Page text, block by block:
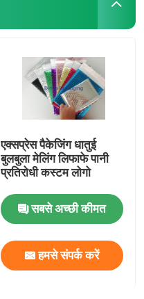
एक्सप्रेस पैकेजिंग धातुई
बुलबुला मेलिंग लिफाफे पानी
प्रतिरोधी कस्टम लोगो
सबसे अच्छी कीमत
हमसे संपर्क करें